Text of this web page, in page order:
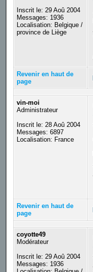
Inscrit le: 29 Aoû 2004
Messages: 1936
Localisation: Belgique /
province de Liège
Revenir en haut de
page
vin-moi
Administrateur
Inscrit le: 28 Aoû 2004
Messages: 6897
Localisation: France
Revenir en haut de
page
coyotte49
Modérateur
Inscrit le: 29 Aoû 2004
Messages: 1936